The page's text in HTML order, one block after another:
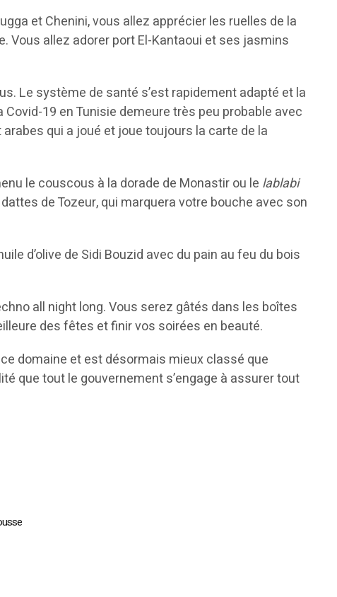
et Chenini, vous allez apprécier les ruelles de la
Vous allez adorer port El-Kantaoui et ses jasmins
Le système de santé s’est rapidement adapté et la
19 en Tunisie demeure très peu probable avec
qui a joué et joue toujours la carte de la
le couscous à la dorade de Monastir ou le lablabi
de Tozeur, qui marquera votre bouche avec son
d’olive de Sidi Bouzid avec du pain au feu du bois
all night long. Vous serez gâtés dans les boîtes
des fêtes et finir vos soirées en beauté.
domaine et est désormais mieux classé que
que tout le gouvernement s’engage à assurer tout